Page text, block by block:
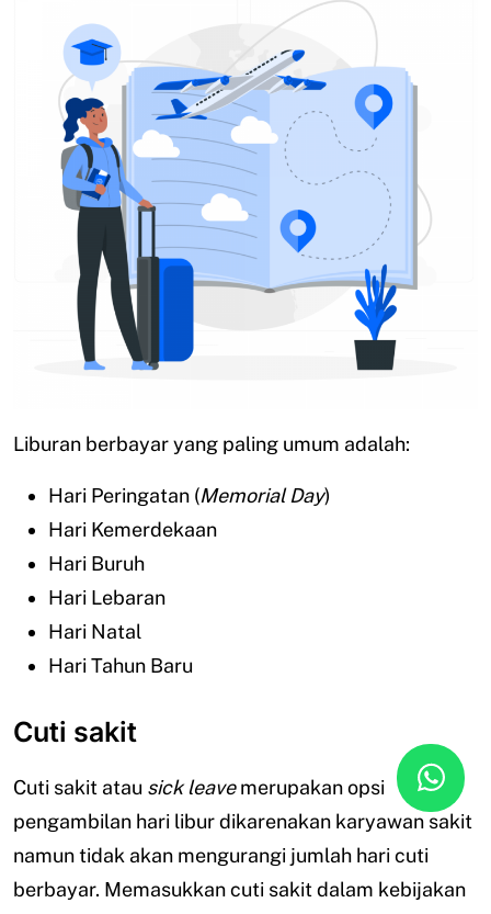
Liburan berbayar yang paling umum adalah:
Hari Peringatan (Memorial Day)
Hari Kemerdekaan
Hari Buruh
Hari Lebaran
Hari Natal
Hari Tahun Baru
Cuti sakit
Cuti sakit atau sick leavemerupakan opsi
pengambilan hari libur dikarenakan karyawan sakit
namun tidak akan mengurangi jumlah hari cuti
berbayar. Memasukkan cuti sakit dalam kebijakan